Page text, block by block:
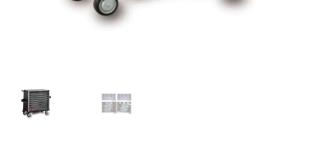
My account
Privacybeleid